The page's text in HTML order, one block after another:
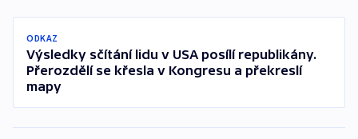
ODKAZ
Výsledky sčítání lidu v USA posílí republikány.
Přerozdělí se křesla v Kongresu a překreslí
mapy